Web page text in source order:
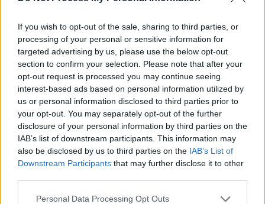
If you wish to opt-out of the sale, sharing to third parties, or
processing of your personal or sensitive information for
targeted advertising by us, please use the below opt-out
section to confirm your selection. Please note that after your
opt-out request is processed you may continue seeing
interest-based ads based on personal information utilized by
us or personal information disclosed to third parties prior to
your opt-out. You may separately opt-out of the further
disclosure of your personal information by third parties on the
IAB’s list of downstream participants. This information may
also be disclosed by us to third parties on the IAB’s List of
Downstream Participants that may further disclose it to other
Please note that this website/app uses one or more Google
Personal Data Processing Opt Outs
περιγράφει την εμπειρία του και
συναρπάζει
Πριν από 20 χρόνια, ο Νικόλαος Μαγγίτσης
έγινε ο πρώτο Έλληνας ορειβάτης που
κατέκτησε το Νότιο Πόλο